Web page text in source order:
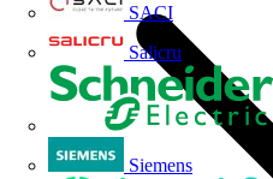
SACI
Salicru
Siemens